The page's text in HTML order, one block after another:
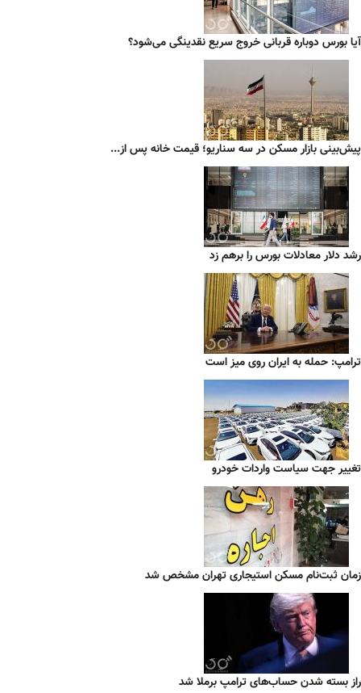
آیا بورس دوباره قربانی خروج سریع نقدینگی می‌شود؟
پیش‌بینی بازار مسکن در سه سناریو؛ قیمت خانه پس از...
رشد دلار معادلات بورس را برهم زد
ترامپ: حمله به ایران روی میز است
تغییر جهت سیاست واردات خودرو
زمان ثبت‌نام مسکن استیجاری تهران مشخص شد
راز بسته شدن حساب‌های ترامپ برملا شد